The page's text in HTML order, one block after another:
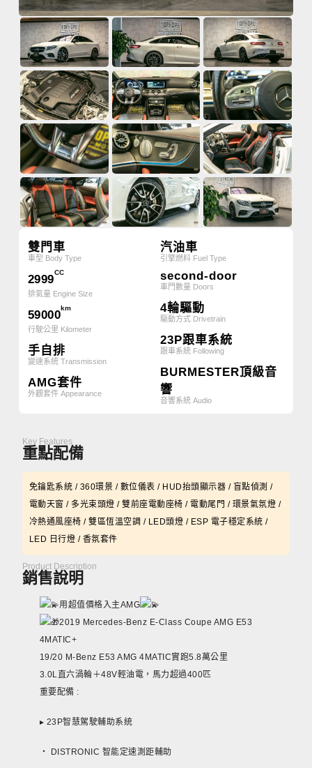
雙門車
車型 Body Type
2999
CC
排氣量 Engine Size
59000
km
行駛公里 Kilometer
手自排
變速系統 Transmission
AMG套件
外觀套件 Appearance
汽油車
引擎燃料 Fuel Type
second-door
車門數量 Doors
4輪驅動
驅動方式 Drivetrain
23P跟車系統
跟車系統 Following
BURMESTER頂級音
響
音響系統 Audio
Key Features
重點配備
免鑰匙系統 / 360環景 / 數位儀表 / HUD抬頭顯示器 / 盲點偵測 /
電動天窗 / 多光束頭燈 / 雙前座電動座椅 / 電動尾門 / 環景氣氛燈 /
冷熱通風座椅 / 雙區恆溫空調 / LED頭燈 / ESP 電子穩定系統 /
LED 日行燈 / 香氛套件
Product Description
銷售說明
用超值價格入主AMG
2019 Mercedes-Benz E-Class Coupe AMG E53
4MATIC+
19/20 M-Benz E53 AMG 4MATIC實跑5.8萬公里
3.0L直六渦輪＋48V輕油電，馬力超過400匹
重要配備 :
▸ 23P智慧駕駛輔助系統
‧ DISTRONIC 智能定速測距輔助